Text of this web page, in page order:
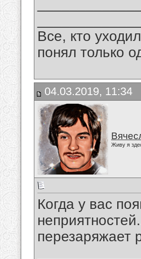
Все, кто
понял только
04.03.2019, 11:34
Живу я
Когда у вас
перезаряжает